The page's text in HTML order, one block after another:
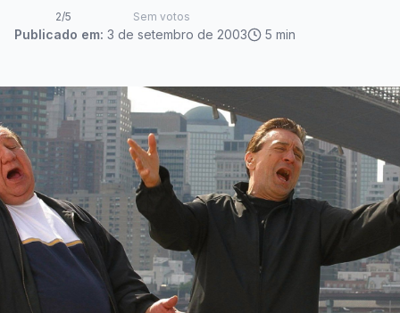
2/5 Sem votos
Publicado em: 3 de setembro de 2003 5 min